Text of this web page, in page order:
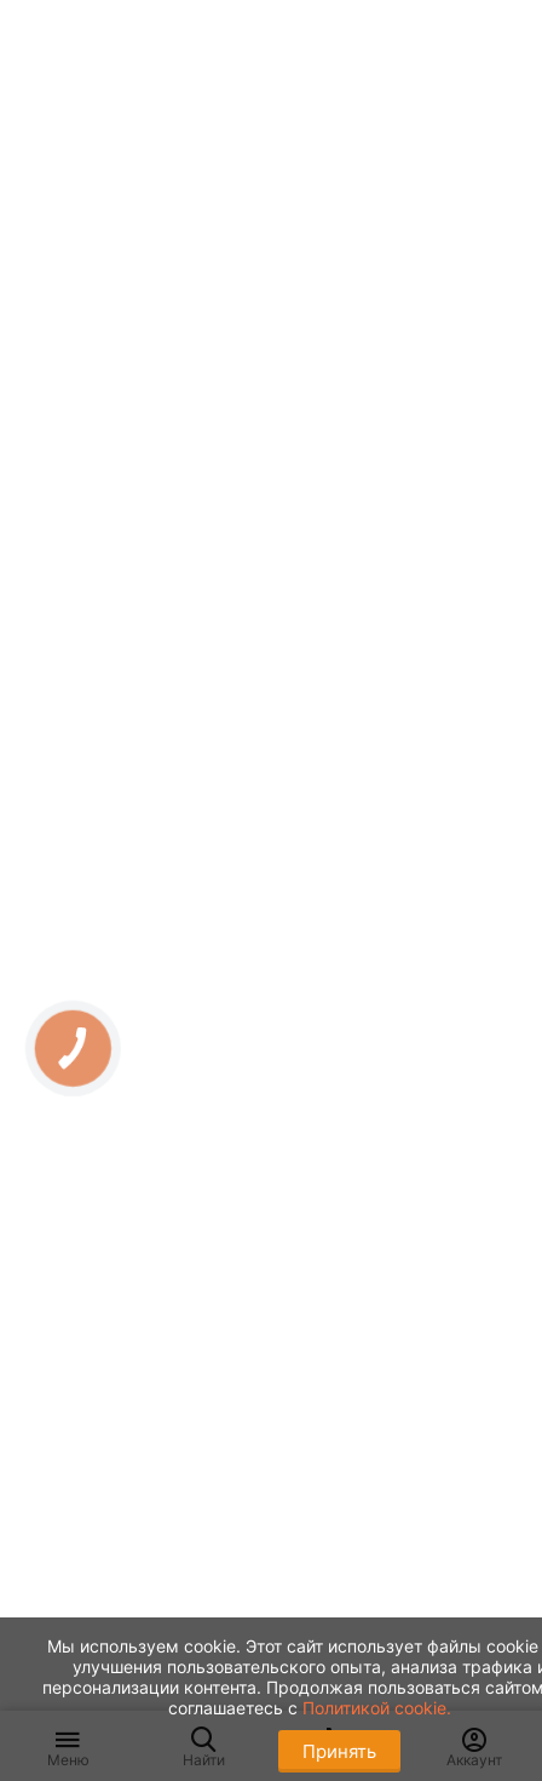
Меню Найти Корзина Аккаунт
Мы используем cookie. Этот сайт использует файлы cookie
улучшения пользовательского опыта, анализа трафика
персонализации контента. Продолжая пользоваться
соглашаетесь с Политикой cookie.
Принять